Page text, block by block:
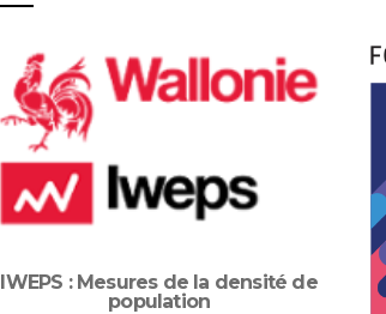
IWEPS : Mesures de la densité de
population